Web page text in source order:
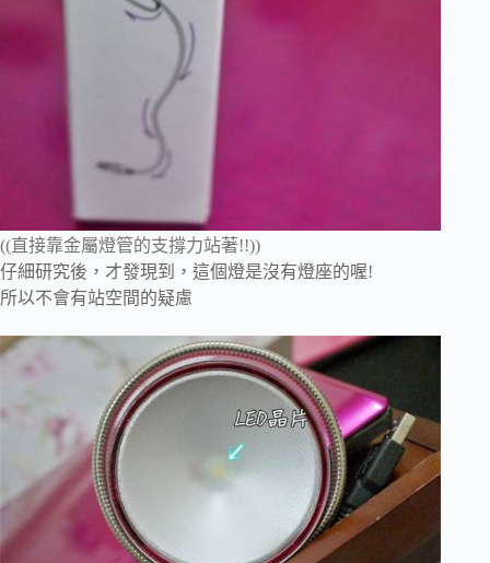
((直接靠金屬燈管的支撐力站著!!))
仔細研究後，才發現到，這個燈是沒有燈座的喔!
所以不會有站空間的疑慮